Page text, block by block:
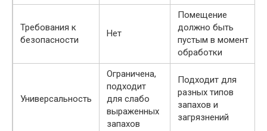
Требования к
безопасности
Нет
Помещение
должно быть
пустым в момент
обработки
Универсальность
Ограничена,
подходит
для слабо
выраженных
запахов
Подходит для
разных типов
запахов и
загрязнений